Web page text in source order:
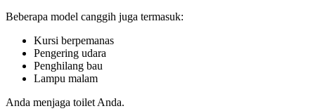
Beberapa model canggih juga termasuk:
Kursi berpemanas
Pengering udara
Penghilang bau
Lampu malam
Anda menjaga toilet Anda.